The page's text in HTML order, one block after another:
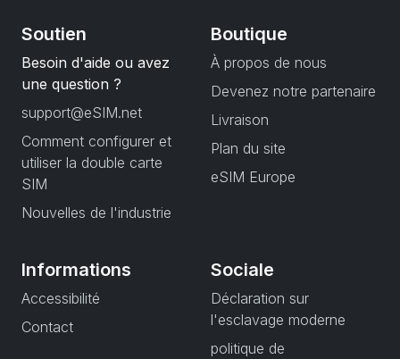
Soutien
Besoin d'aide ou avez
une question ?
support@eSIM.net
Comment configurer et
utiliser la double carte
SIM
Nouvelles de l'industrie
Boutique
À propos de nous
Devenez notre partenaire
Livraison
Plan du site
eSIM Europe
Informations
Accessibilité
Contact
Sociale
Déclaration sur
l'esclavage moderne
politique de